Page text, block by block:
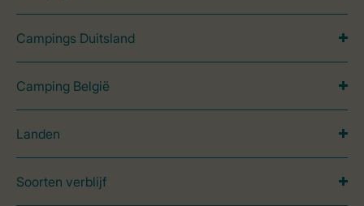
Campings Duitsland
Camping België
Landen
Soorten verblijf